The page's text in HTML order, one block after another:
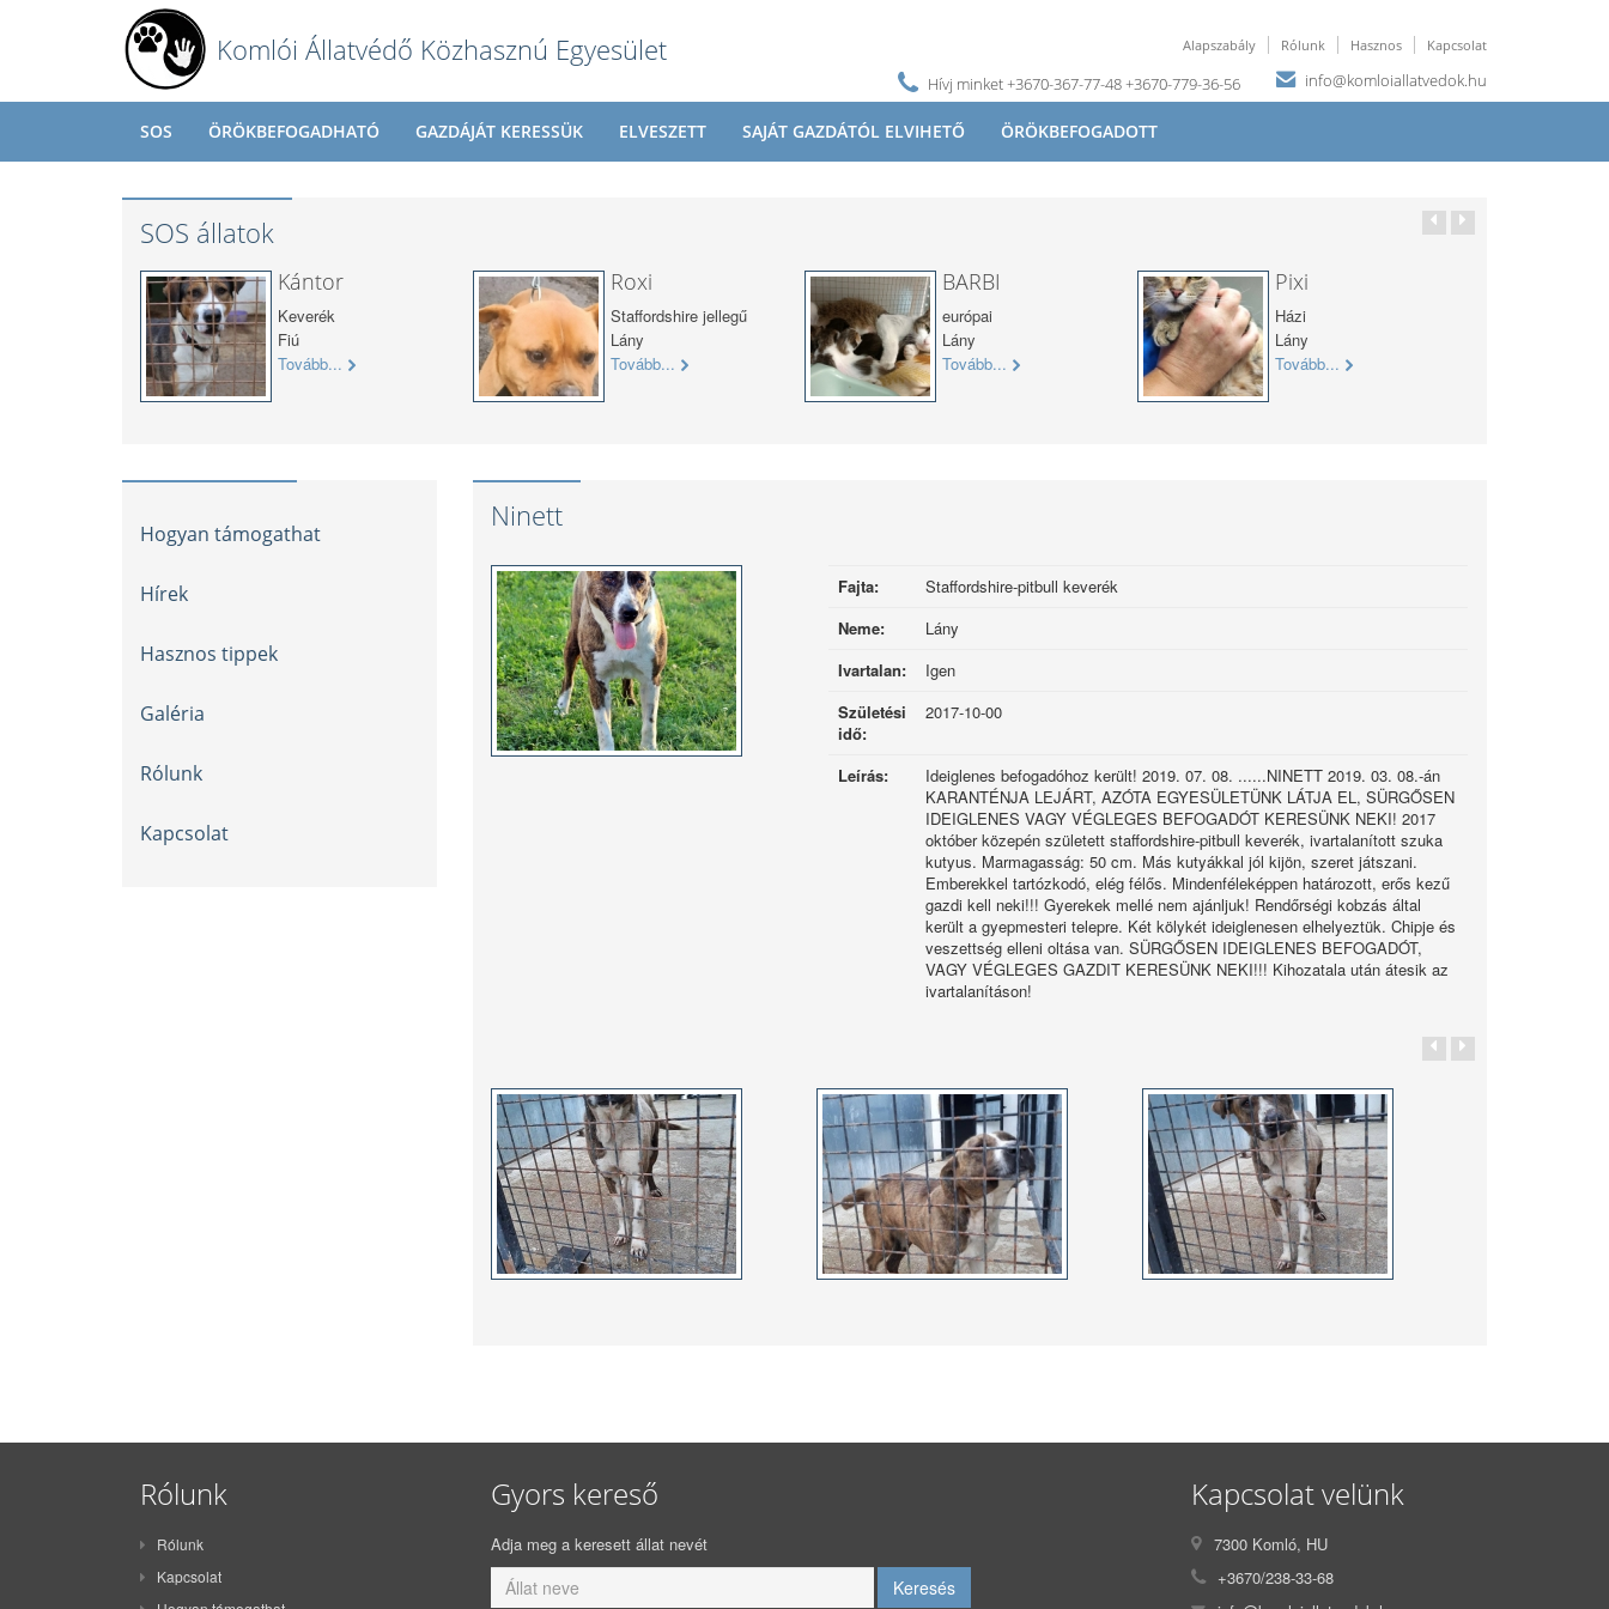
Komlói Állatvédő Közhasznú Egyesület Alapszabály Rólunk Hasznos Kapcsolat
Hívj minket +3670-367-77-48 +3670-779-36-56 info@komloiallatvedok.hu
SOS ÖRÖKBEFOGADHATÓ GAZDÁJÁT KERESSÜK ELVESZETT SAJÁT GAZDÁTÓL ELVIHETŐ ÖRÖKBEFOGADOTT
SOS állatok
Kántor
Keverék
Fiú
Tovább...
Roxi
Staffordshire jellegű
Lány
Tovább...
BARBI
európai
Lány
Tovább...
Pixi
Házi
Lány
Tovább...
Hogyan támogathat
Hírek
Hasznos tippek
Galéria
Rólunk
Kapcsolat
Ninett
Fajta:
Staffordshire-pitbull keverék
Neme:
Lány
Ivartalan:
Igen
Születési
idő:
2017-10-00
Leírás:
Ideiglenes befogadóhoz került! 2019. 07. 08. ......NINETT 2019. 03. 08.-án
KARANTÉNJA LEJÁRT, AZÓTA EGYESÜLETÜNK LÁTJA EL, SÜRGŐSEN
IDEIGLENES VAGY VÉGLEGES BEFOGADÓT KERESÜNK NEKI! 2017
október közepén született staffordshire-pitbull keverék, ivartalanított szuka
kutyus. Marmagasság: 50 cm. Más kutyákkal jól kijön, szeret játszani.
Emberekkel tartózkodó, elég félős. Mindenféleképpen határozott, erős kezű
gazdi kell neki!!! Gyerekek mellé nem ajánljuk! Rendőrségi kobzás által
került a gyepmesteri telepre. Két kölykét ideiglenesen elhelyeztük. Chipje és
veszettség elleni oltása van. SÜRGŐSEN IDEIGLENES BEFOGADÓT,
VAGY VÉGLEGES GAZDIT KERESÜNK NEKI!!! Kihozatala után átesik az
ivartalanításon!
Rólunk
Rólunk
Kapcsolat
Gyors kereső
Adja meg a keresett állat nevét
Kapcsolat velünk
7300 Komló, HU
+3670/238-33-68